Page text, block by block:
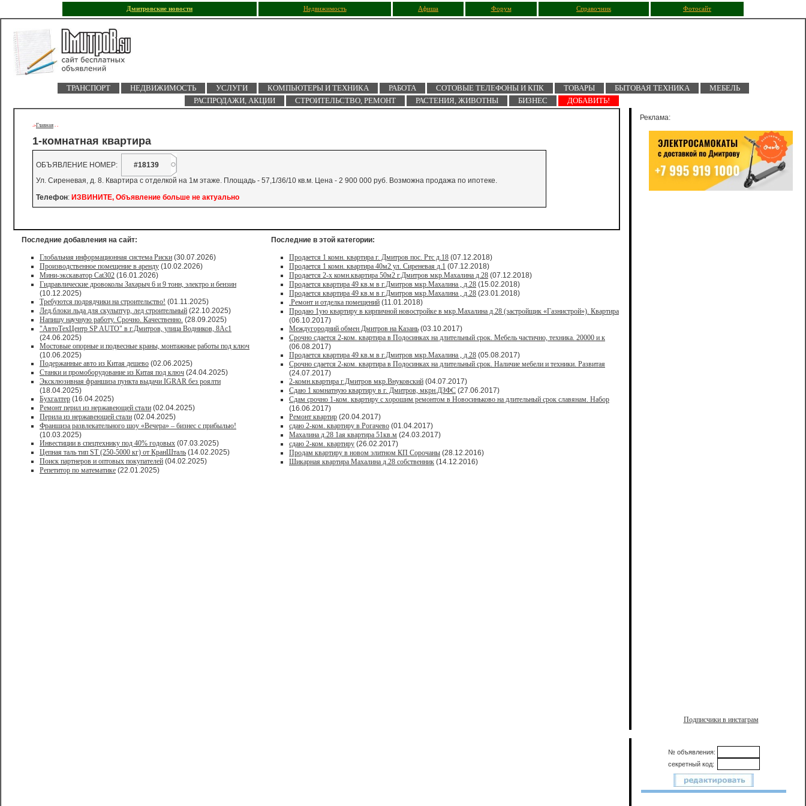
Дмитровские новости Недвижимость Афиша Форум Справочник Фотосайт
ТРАНСПОРТ НЕДВИЖИМОСТЬ УСЛУГИ КОМПЬЮТЕРЫ И ТЕХНИКА РАБОТА СОТОВЫЕ ТЕЛЕФОНЫ И КПК ТОВАРЫ БЫТОВАЯ ТЕХНИКА
МЕБЕЛЬ
РАСПРОДАЖИ, АКЦИИ
СТРОИТЕЛЬСТВО, РЕМОНТ РАСТЕНИЯ, ЖИВОТНЫ БИЗНЕС ДОБАВИТЬ!
->Главная - -
1-комнатная квартира
ОБЪЯВЛЕНИЕ НОМЕР:
#18139
Ул. Сиреневая, д. 8. Квартира с отделкой на 1м этаже. Площадь - 57,1/36/10 кв.м. Цена - 2 900 000 руб. Возможна продажа по ипотеке.
Телефон: ИЗВИНИТЕ, Объявление больше не актуально
Последние добавления на сайт:
Глобальная информационная система Риски (30.07.2026)
Производственное помещение в аренду (10.02.2026)
Мини-экскаватор Cat302 (16.01.2026)
Гидравлические дровоколы Захарыч 6 и 9 тонн, электро и бензин
(10.12.2025)
Требуются подрядчики на строительство! (01.11.2025)
Лед,блоки льда для скульптур, лед строительный (22.10.2025)
Напишу научную работу. Срочно. Качественно. (28.09.2025)
"АвтоТехЦентр SP AUTO" в г.Дмитров, улица Водников, 8Ас1
(24.06.2025)
Мостовые опорные и подвесные краны, монтажные работы под ключ
(10.06.2025)
Подержанные авто из Китая дешево (02.06.2025)
Станки и промоборудование из Китая под ключ (24.04.2025)
Эксклюзивная франшиза пункта выдачи IGRAR без роялти
(18.04.2025)
Бухгалтер (16.04.2025)
Ремонт перил из нержавеющей стали (02.04.2025)
Перила из нержавеющей стали (02.04.2025)
Франшиза развлекательного шоу «Вечера» – бизнес с прибылью!
(10.03.2025)
Инвестиции в спецтехнику под 40% годовых (07.03.2025)
Цепная таль тип ST (250-5000 кг) от КранШталь (14.02.2025)
Поиск партнеров и оптовых покупателей (04.02.2025)
Репетитор по математике (22.01.2025)
Последние в этой категории:
Продается 1 комн. квартира г. Дмитров пос. Ртс д.18 (07.12.2018)
Продается 1 комн. квартира 40м2 ул. Сиреневая д.1 (07.12.2018)
Продается 2-х комн.квартира 50м2 г.Дмитров мкр.Махалина д.28 (07.12.2018)
Продается квартира 49 кв.м в г.Дмитров мкр.Махалина , д.28 (15.02.2018)
Продается квартира 49 кв.м в г.Дмитров мкр.Махалина , д.28 (23.01.2018)
.Ремонт и отделка помещений (11.01.2018)
Продаю 1ую квартиру в кирпичной новостройке в мкр.Махалина д.28 (застройщик «Газнистрой»). Квартира
(06.10.2017)
Междугородний обмен Дмитров на Казань (03.10.2017)
Срочно сдается 2-ком. квартира в Подосинках на длительный срок. Мебель частично, техника. 20000 и к
(06.08.2017)
Продается квартира 49 кв.м в г.Дмитров мкр.Махалина , д.28 (05.08.2017)
Срочно сдается 2-ком. квартира в Подосинках на длительный срок. Наличие мебели и техники. Развитая
(24.07.2017)
2-комн.квартира г.Дмитров мкр.Внуковский (04.07.2017)
Сдаю 1 комнатную квартиру в г. Дмитров, мкрн.ДЗФС (27.06.2017)
Сдам срочно 1-ком. квартиру с хорошим ремонтом в Новосиньково на длительный срок славянам. Набор
(16.06.2017)
Ремонт квартир (20.04.2017)
сдаю 2-ком. квартиру в Рогачево (01.04.2017)
Махалина д.28 1ая квартира 51кв.м (24.03.2017)
сдаю 2-ком. квартиру (26.02.2017)
Продам квартиру в новом элитном КП Сорочаны (28.12.2016)
Шикарная квартира Махалина д.28 собственник (14.12.2016)
Реклама:
Подписчики в инстаграм
№ объявления:
секретный код: